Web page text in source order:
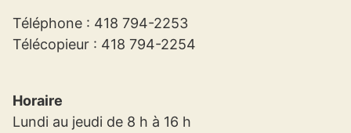
Téléphone : 418 794-2253
Télécopieur : 418 794-2254
Horaire
Lundi au jeudi de 8 h à 16 h